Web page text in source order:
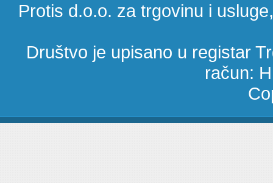
Protis d.o.o. za trgovinu i
Društvo je upisano u registar
račun: